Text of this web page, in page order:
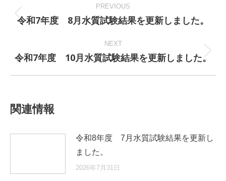
navigation
PREVIOUS
Previous
令和7年度 8月水質試験結果を更新しました。
NEXT
Next
令和7年度 10月水質試験結果を更新しました。
関連情報
令和8年度 7月水質試験結果を更新し
ました。
2026年7月31日